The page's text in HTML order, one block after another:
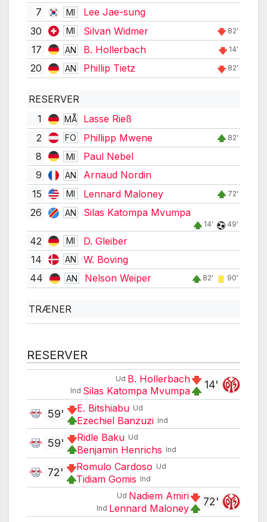
7
MI
Lee Jae-sung
30
MI Silvan Widmer 82'
17 AN B. Hollerbach 14'
20 AN Phillip Tietz 82'
RESERVER
1
MÅ
Lasse Rieß
2
FO Phillipp Mwene 82'
8 MI
Paul Nebel
9
AN
Arnaud Nordin
15
MI Lennard Maloney 72'
26 AN Silas Katompa Mvumpa
14' 49'
42 MI
D. Gleiber
14
AN
W. Boving
44
AN Nelson Weiper 82' 90'
TRÆNER
RESERVER
14'
Ud B. Hollerbach
Ind Silas Katompa Mvumpa
Ud
E. Bitshiabu
Ind
Ezechiel Banzuzi
59'
Ud
Ridle Baku
Ind
Benjamin Henrichs
59'
Ud
Romulo Cardoso
Ind
Tidiam Gomis
72'
72'
Ud Nadiem Amiri
Ind Lennard Maloney